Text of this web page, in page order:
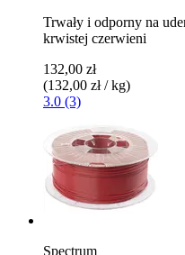
Trwały i odporny na
krwistej czerwieni
132,00 zł
(132,00 zł / kg)
3.0 (3)
Spectrum